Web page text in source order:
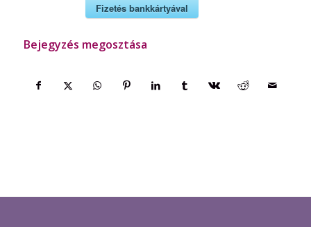
Fizetés bankkártyával
Bejegyzés megosztása